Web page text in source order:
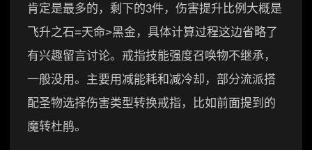
肯定是最多的，剩下的3件，伤害提升比例大概是
飞升之石=天命>黑金，具体计算过程这边省略了
有兴趣留言讨论。戒指技能强度召唤物不继承，
一般没用。主要用减能耗和减冷却，部分流派搭
配圣物选择伤害类型转换戒指，比如前面提到的
魔转杜鹃。